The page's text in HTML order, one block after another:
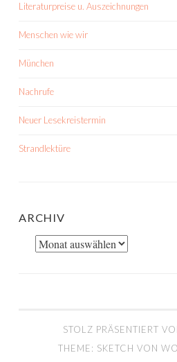
Literaturpreise u. Auszeichnungen
Menschen wie wir
München
Nachrufe
Neuer Lesekreistermin
Strandlektüre
ARCHIV
Archiv
STOLZ PRÄSENTIERT
THEME: SKETCH VON